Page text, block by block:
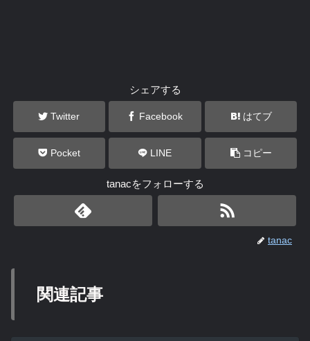
シェアする
Twitter Facebook はてブ
Pocket LINE コピー
tanacをフォローする
tanac
関連記事